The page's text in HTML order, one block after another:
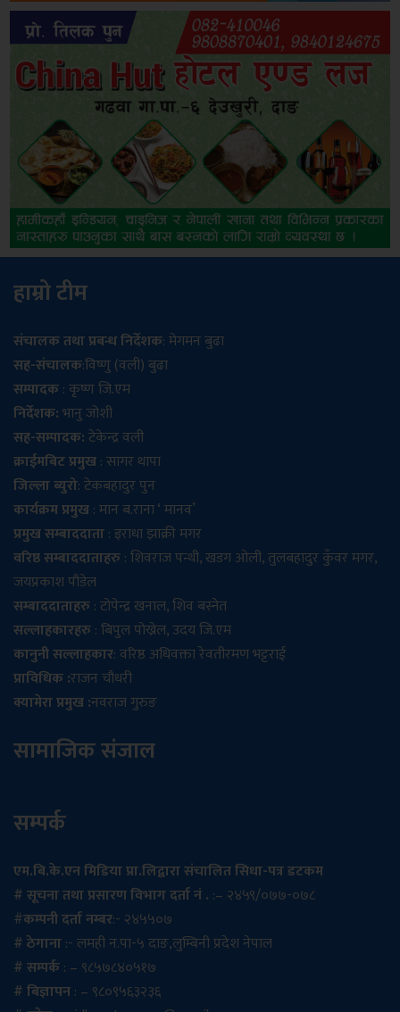
हाम्रो टीम
संचालक तथा प्रबन्ध निर्देशक: मेगमन बुढा
सह-संचालक:विष्णु (वली) बुढा
सम्पादक: कृष्ण जि.एम
निर्देशक:भानु जोशी
सह-सम्पादक:टेकेन्द्र वली
क्राईमबिट प्रमुख: सागर थापा
जिल्ला ब्युरो: टेकबहादुर पुन
कार्यक्रम प्रमुख: मान ब.राना ‘ मानव’
प्रमुख सम्बाददाता: इराधा झाक्री मगर
वरिष्ठ सम्बाददाताहरु: शिवराज पन्थी, खडग ओली, तुलबहादुर कुँवर मगर,
जयप्रकाश पौडेल
सम्बाददाताहरु: टोपेन्द्र खनाल, शिव बस्नेत
सल्लाहकारहरु: बिपुल पोख्रेल, उदय जि.एम
कानुनी सल्लाहकार: वरिष्ठ अधिवक्ता रेवतीरमण भट्टराई
प्राविधिक :राजन चौधरी
क्यामेरा प्रमुख :नवराज गुरुङ
सामाजिक संजाल
सम्पर्क
एम.बि.के.एन मिडिया प्रा.लिद्वारा संचालित सिधा-पत्र डटकम
# सूचना तथा प्रसारण विभाग दर्ता नं . :– २४५९/०७७-०७८
#कम्पनी दर्ता नम्बर:- २४५५०७
# ठेगाना:- लमही न.पा-५ दाङ,लुम्बिनी प्रदेश नेपाल
# सम्पर्क: – ९८५७८४०५१७
# बिज्ञापन: – ९८०९५६३२३६